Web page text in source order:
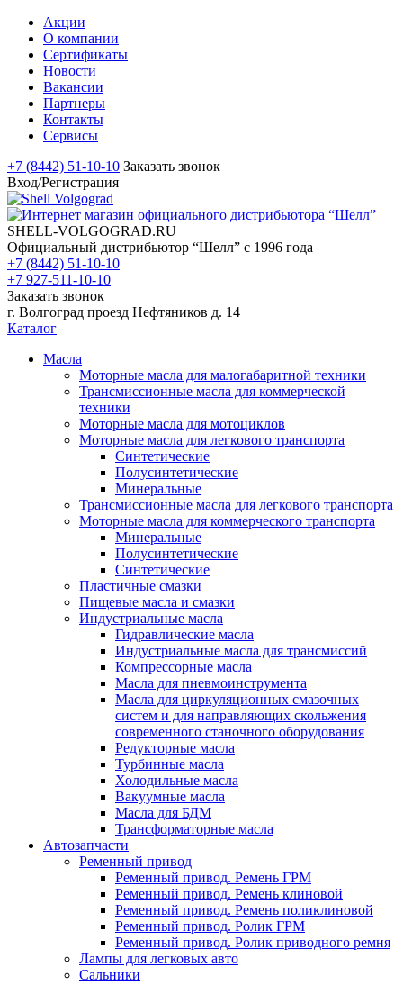
Акции
О компании
Сертификаты
Новости
Вакансии
Партнеры
Контакты
Сервисы
+7 (8442) 51-10-10 Заказать звонок
Вход/Регистрация
SHELL-VOLGOGRAD.RU
Официальный дистрибьютор “Шелл” с 1996 года
+7 (8442) 51-10-10
+7 927-511-10-10
Заказать звонок
г. Волгоград проезд Нефтяников д. 14
Каталог
Масла
Моторные масла для малогабаритной техники
Трансмиссионные масла для коммерческой
техники
Моторные масла для мотоциклов
Моторные масла для легкового транспорта
Синтетические
Полусинтетические
Минеральные
Трансмиссионные масла для легкового транспорта
Моторные масла для коммерческого транспорта
Минеральные
Полусинтетические
Синтетические
Пластичные смазки
Пищевые масла и смазки
Индустриальные масла
Гидравлические масла
Индустриальные масла для трансмиссий
Компрессорные масла
Масла для пневмоинструмента
Масла для циркуляционных смазочных
систем и для направляющих скольжения
современного станочного оборудования
Редукторные масла
Турбинные масла
Холодильные масла
Вакуумные масла
Масла для БДМ
Трансформаторные масла
Автозапчасти
Ременный привод
Ременный привод. Ремень ГРМ
Ременный привод. Ремень клиновой
Ременный привод. Ремень поликлиновой
Ременный привод. Ролик ГРМ
Ременный привод. Ролик приводного ремня
Лампы для легковых авто
Сальники